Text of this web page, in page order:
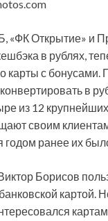
«ФК Открытие» и
в рублях,
карты с бонусами.
в
из 12
своим
годом ранее их
Борисов
картой.